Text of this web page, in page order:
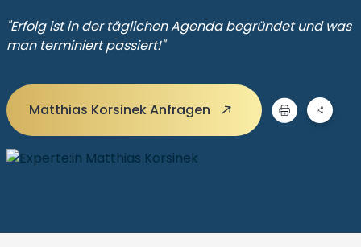
"Erfolg ist in der täglichen Agenda begründet und was
man terminiert passiert!"
Matthias Korsinek Anfragen